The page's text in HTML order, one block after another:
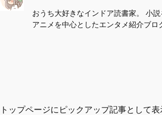
おうち大好きなインドア読書家。 小
アニメを中心としたエンタメ紹介ブロ
トップページにピックアップ記事として表